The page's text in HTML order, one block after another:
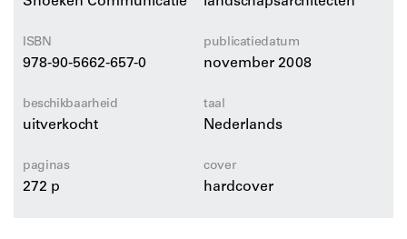
geplaatst. De reikwijdte van het oeuvre komt samen in
uitgebreide projectanalyses, thematische
achtergrondverhalen en overzichten van ontwerpen
ISBN
978-90-5662-657-0
publicatiedatum
november 2008
beschikbaarheid
uitverkocht
taal
Nederlands
paginas
272 p
cover
hardcover